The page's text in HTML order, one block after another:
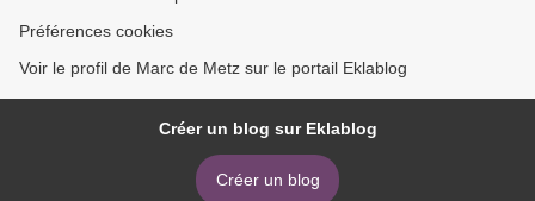
Préférences cookies
Voir le profil de Marc de Metz sur le portail Eklablog
Créer un blog sur Eklablog
Créer un blog